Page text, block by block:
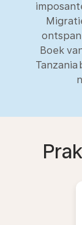
Boek
Tanzania